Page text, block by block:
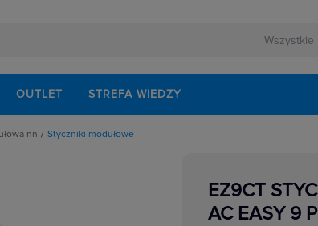
OUTLET STREFA WIEDZY
nn
mocy
Styczniki modułowe
EZ9CT
AC EASY 9